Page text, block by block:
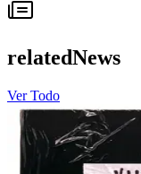
relatedNews
Ver Todo